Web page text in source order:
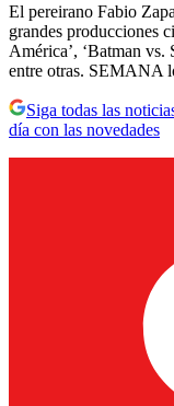
El pereirano Fabio
grandes producciones
América’, ‘Batman vs.
entre otras. SEMANA
Siga todas las
día con las novedades